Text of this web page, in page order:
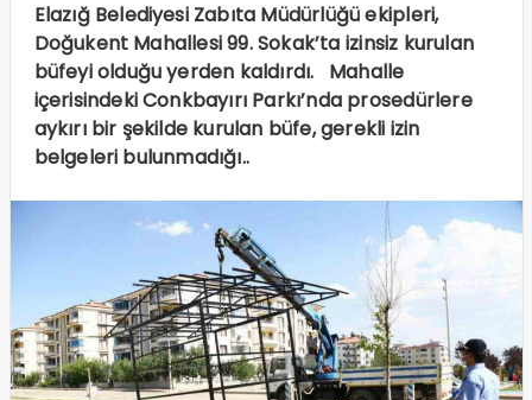
Elazığ Belediyesi Zabıta Müdürlüğü ekipleri,
Doğukent Mahallesi 99. Sokak’ta izinsiz kurulan
büfeyi olduğu yerden kaldırdı. Mahalle
içerisindeki Conkbayırı Parkı’nda prosedürlere
aykırı bir şekilde kurulan büfe, gerekli izin
belgeleri bulunmadığı..